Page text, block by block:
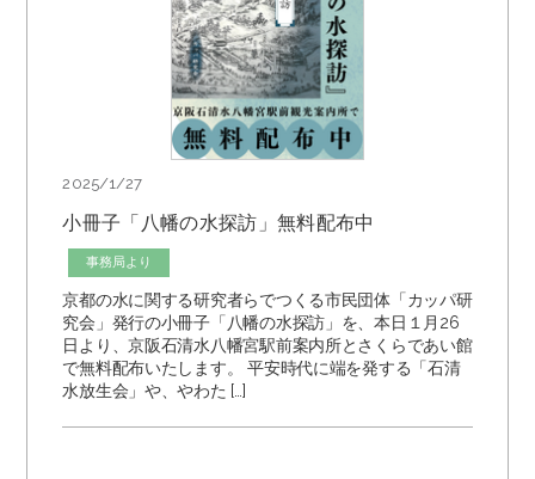
2025/1/27
小冊子「八幡の水探訪」無料配布中
事務局より
京都の水に関する研究者らでつくる市民団体「カッパ研
究会」発行の小冊子「八幡の水探訪」を、本日１月26
日より、京阪石清水八幡宮駅前案内所とさくらであい館
で無料配布いたします。 平安時代に端を発する「石清
水放生会」や、やわた […]